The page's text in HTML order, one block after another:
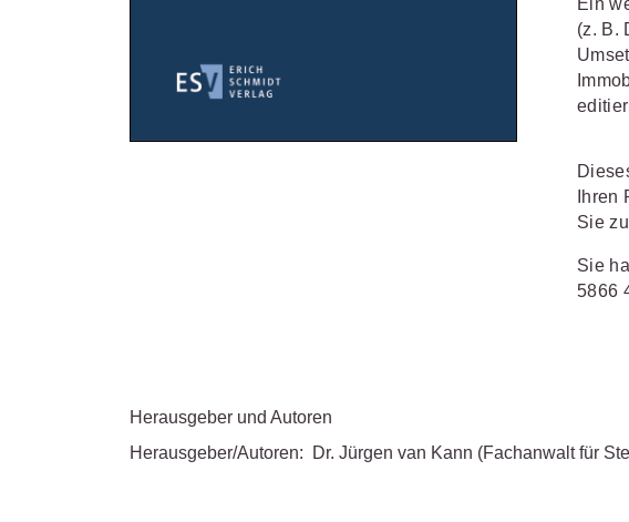
Ein
(z. B.
Ihren
Sie
Sie
5866
Herausgeber und Autoren
Herausgeber/Autoren:
Dr. Jürgen van Kann (Fachanwalt für